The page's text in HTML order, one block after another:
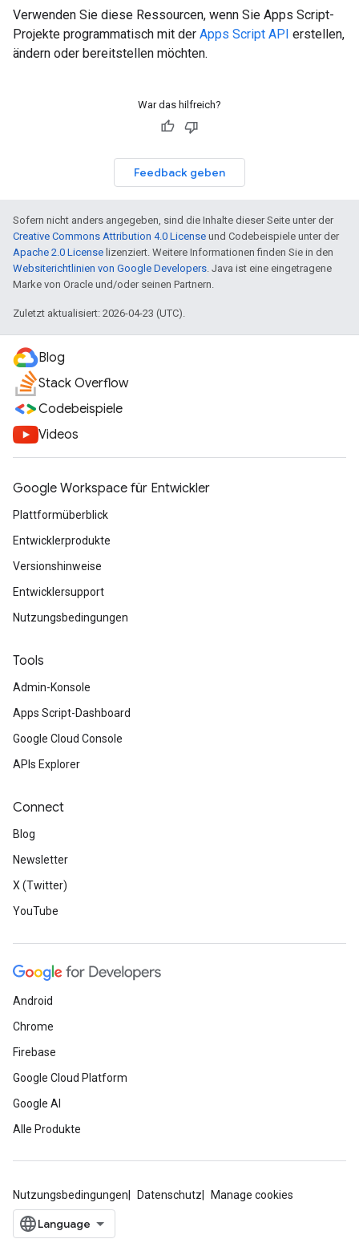
Verwenden Sie diese Ressourcen, wenn Sie Apps Script-
Projekte programmatisch mit der Apps Script API erstellen,
ändern oder bereitstellen möchten.
War das hilfreich?
Feedback geben
Sofern nicht anders angegeben, sind die Inhalte dieser Seite unter der
Creative Commons Attribution 4.0 License und Codebeispiele unter der
Apache 2.0 License lizenziert. Weitere Informationen finden Sie in den
Websiterichtlinien von Google Developers. Java ist eine eingetragene
Marke von Oracle und/oder seinen Partnern.
Zuletzt aktualisiert: 2026-04-23 (UTC).
Blog
Stack Overflow
Codebeispiele
Videos
Google Workspace für Entwickler
Plattformüberblick
Entwicklerprodukte
Versionshinweise
Entwicklersupport
Nutzungsbedingungen
Tools
Admin-Konsole
Apps Script-Dashboard
Google Cloud Console
APIs Explorer
Connect
Blog
Newsletter
X (Twitter)
YouTube
Android
Chrome
Firebase
Google Cloud Platform
Google AI
Alle Produkte
Nutzungsbedingungen Datenschutz Manage cookies